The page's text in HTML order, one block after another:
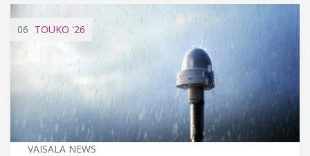
06 TOUKO '26
VAISALA NEWS